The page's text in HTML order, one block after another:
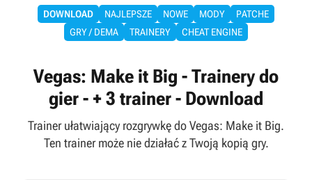
DOWNLOAD NAJLEPSZE NOWE MODY
PATCHE
GRY / DEMA
TRAINERY CHEAT ENGINE
Vegas: Make it Big - Trainery do
gier - + 3 trainer - Download
Trainer ułatwiający rozgrywkę do Vegas: Make it Big.
Ten trainer może nie działać z Twoją kopią gry.